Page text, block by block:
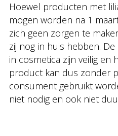
Hoewel producten met
mogen worden na 1
zich geen zorgen te
zij nog in huis hebben.
in cosmetica zijn veilig en
product kan dus zonder
consument gebruikt
niet nodig en ook niet